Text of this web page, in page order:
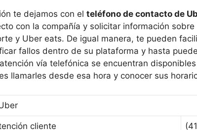
te dejamos con el teléfono de contacto de
con la compañía y solicitar información
y Uber eats. De igual manera, te pueden
fallos dentro de su plataforma y hasta
vía telefónica se encuentran
llamarles desde esa hora y conocer sus
cliente